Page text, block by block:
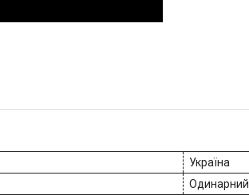
Україна
Одинарний